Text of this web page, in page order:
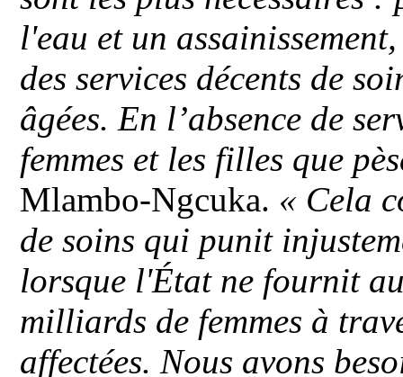
l'eau et un
des services décents de
âgées. En l’absence de
femmes et les filles que
Mlambo-Ngcuka. « Cela
de soins qui punit
lorsque l'État ne fournit
milliards de femmes à
affectées. Nous avons